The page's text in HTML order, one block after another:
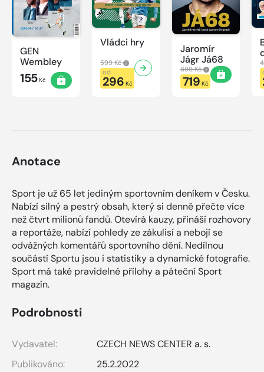
GEN
Wembley
155Kč
Vládci hry
599 Kč
od
296 Kč
Jaromír
Jágr Já68
899 Kč
719 Kč
Anotace
Sport je už 65 let jediným sportovním deníkem v Česku.
Nabízí silný a pestrý obsah, který si denně přečte více
než čtvrt milionů fandů. Otevírá kauzy, přináší rozhovory
a reportáže, nabízí pohledy ze zákulisí a nebojí se
odvážných komentářů sportovního dění. Nedílnou
součástí Sportu jsou i statistiky a dynamické fotografie.
Sport má také pravidelné přílohy a páteční Sport
magazín.
Podrobnosti
Vydavatel:
CZECH NEWS CENTER a. s.
Publikováno:
25.2.2022